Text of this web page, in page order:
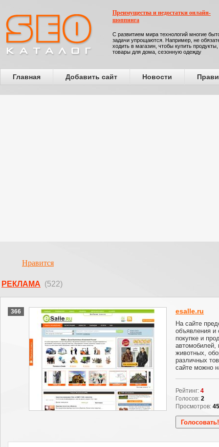
Преимущества и недостатки онлайн-
шоппинга
С развитием мира технологий многие
задачи упрощаются. Например, не
ходить в магазин, чтобы купить продукты,
товары для дома, сезонную одежду
Главная Добавить сайт Новости
Нравится
РЕКЛАМА (522)
366 esalle.ru
На сайте
объявления и
покупке и
животных,
различных
сайте можно
Рейтинг: 4
Голосов: 2
Просмотров: